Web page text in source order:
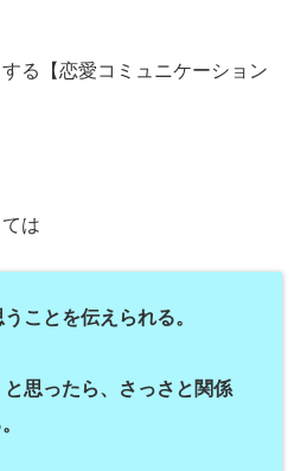
る【恋愛コミュニケーション
は
ことを伝えられる。
と思ったら、さっさと関係